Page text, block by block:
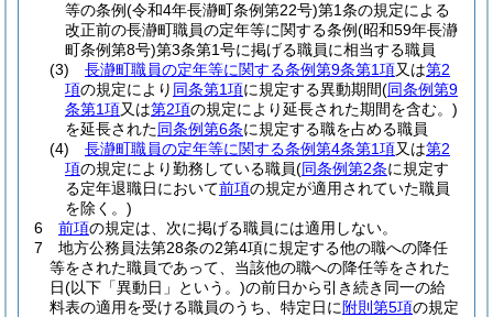
等の条例(令和4年長瀞町条例第22号)第1条の規定による
改正前の長瀞町職員の定年等に関する条例(昭和59年長瀞
町条例第8号)第3条第1号に掲げる職員に相当する職員
(3)
長瀞町職員の定年等に関する条例第9条第1項又は第2
項の規定により 同条第1項に規定する異動期間(同条例第9
条第1項又は第2項の規定により延長された期間を含む。)
を延長された同条例第6条に規定する職を占める職員
(4)
長瀞町職員の定年等に関する条例第4条第1項又は第2
項の規定により勤務している職員(同条例第2条に規定す
る定年退職日において前項の規定が適用されていた職員
を除く。)
6
前項の規定は、次に掲げる職員には適用しない。
7
地方公務員法第28条の2第4項に規定する他の職への降任
等をされた職員であって、当該他の職への降任等をされた
日(以下「異動日」という。)の前日から引き続き同一の給
料表の適用を受ける職員のうち、特定日に 附則第5項の規定